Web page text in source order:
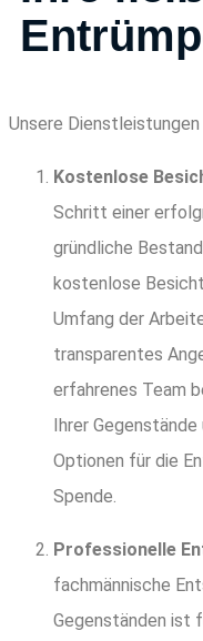
Unsere Dienstleistungen
Kostenlose
Schritt einer
gründliche
kostenlose
Umfang der
transparentes
erfahrenes Team
Ihrer
Optionen für die
Spende.
Professionelle
fachmännische
Gegenständen ist